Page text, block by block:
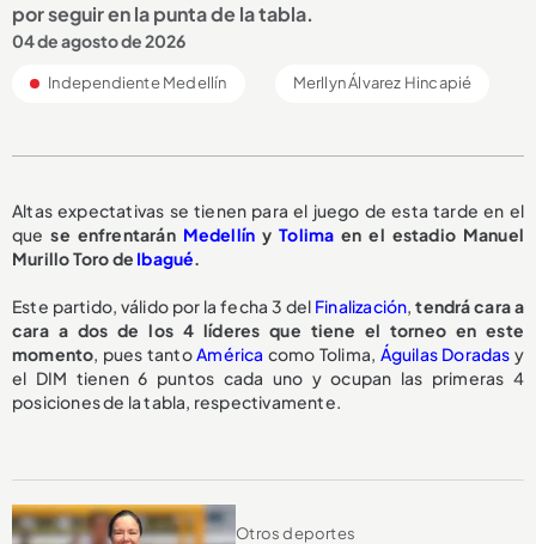
por seguir en la punta de la tabla.
04 de agosto de 2026
Independiente Medellín Merllyn Álvarez Hincapié
Altas expectativas se tienen para el juego de esta tarde en el
quese enfrentarán MedellínyTolimaen el estadio Manuel
Murillo Toro de Ibagué.
Este partido, válido por la fecha 3 del Finalización,tendrá cara a
cara a dos de los 4 líderes que tiene el torneo en este
momento, pues tantoAmérica como Tolima, Águilas Doradas y
el DIM tienen 6 puntos cada uno y ocupan las primeras 4
posiciones de la tabla, respectivamente.
Otros deportes